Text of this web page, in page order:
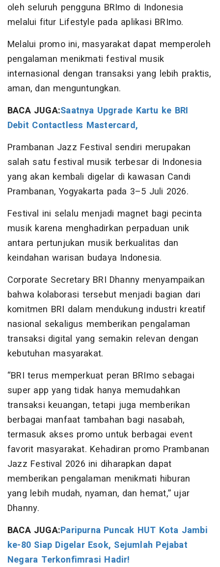
oleh seluruh pengguna BRImo di Indonesia
melalui fitur Lifestyle pada aplikasi BRImo.
Melalui promo ini, masyarakat dapat memperoleh
pengalaman menikmati festival musik
internasional dengan transaksi yang lebih praktis,
aman, dan menguntungkan.
BACA JUGA:Saatnya Upgrade Kartu ke BRI
Debit Contactless Mastercard,
Prambanan Jazz Festival sendiri merupakan
salah satu festival musik terbesar di Indonesia
yang akan kembali digelar di kawasan Candi
Prambanan, Yogyakarta pada 3–5 Juli 2026.
Festival ini selalu menjadi magnet bagi pecinta
musik karena menghadirkan perpaduan unik
antara pertunjukan musik berkualitas dan
keindahan warisan budaya Indonesia.
Corporate Secretary BRI Dhanny menyampaikan
bahwa kolaborasi tersebut menjadi bagian dari
komitmen BRI dalam mendukung industri kreatif
nasional sekaligus memberikan pengalaman
transaksi digital yang semakin relevan dengan
kebutuhan masyarakat.
“BRI terus memperkuat peran BRImo sebagai
super app yang tidak hanya memudahkan
transaksi keuangan, tetapi juga memberikan
berbagai manfaat tambahan bagi nasabah,
termasuk akses promo untuk berbagai event
favorit masyarakat. Kehadiran promo Prambanan
Jazz Festival 2026 ini diharapkan dapat
memberikan pengalaman menikmati hiburan
yang lebih mudah, nyaman, dan hemat,” ujar
Dhanny.
BACA JUGA:Paripurna Puncak HUT Kota Jambi
ke-80 Siap Digelar Esok, Sejumlah Pejabat
Negara Terkonfimrasi Hadir!